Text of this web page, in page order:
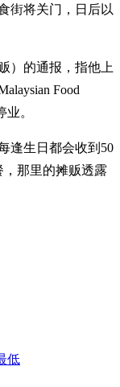
街将关门，日后以
）的通报，指他上
Food
。
逢生日都会收到50
那里的摊贩透露
低